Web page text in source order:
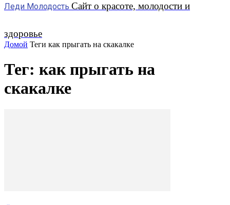
Леди Молодость Сайт о красоте, молодости и
здоровье
Домой Теги как прыгать на скакалке
Тег: как прыгать на
скакалке